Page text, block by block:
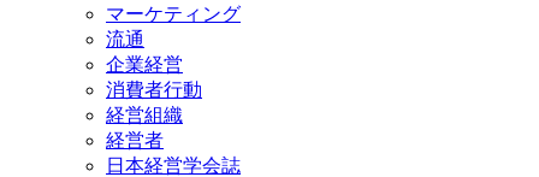
マーケティング
流通
企業経営
消費者行動
経営組織
経営者
日本経営学会誌